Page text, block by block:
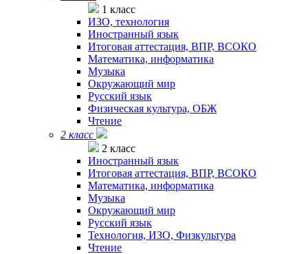
1 класс
ИЗО, технология
Иностранный язык
Итоговая аттестация, ВПР, ВСОКО
Математика, информатика
Музыка
Окружающий мир
Русский язык
Физическая культура, ОБЖ
Чтение
2 класс
2 класс
Иностранный язык
Итоговая аттестация, ВПР, ВСОКО
Математика, информатика
Музыка
Окружающий мир
Русский язык
Технология, ИЗО, Физкультура
Чтение